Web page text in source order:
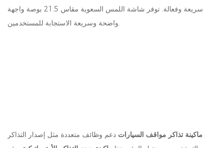
سريعة وفعالة. توفر شاشة اللمس السعوية مقاس 21.5 بوصة واجهة
واضحة وسريعة الاستجابة للمستخدمين.
ماكينة تذاكر مواقف السيارات دعم وظائف متعددة مثل إصدار التذاكر